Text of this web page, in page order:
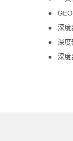
深度
深度
深度